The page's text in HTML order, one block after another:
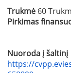
Trukmė 60
Pirkimas
Nuoroda į šaltinį
https://